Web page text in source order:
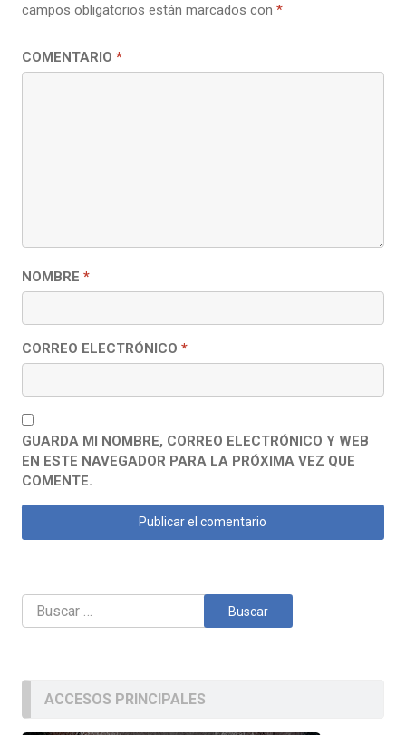
campos obligatorios están marcados con *
COMENTARIO *
NOMBRE *
CORREO ELECTRÓNICO *
GUARDA MI NOMBRE, CORREO ELECTRÓNICO Y WEB
EN ESTE NAVEGADOR PARA LA PRÓXIMA VEZ QUE
COMENTE.
Buscar:
ACCESOS PRINCIPALES